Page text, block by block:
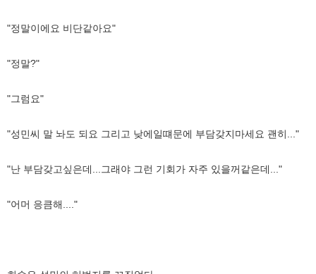
"정말이에요 비단같아요"
"정말?"
"그럼요"
"성민씨 말 놔도 되요 그리고 낮에일떄문에 부담갖지마세요 괜히..."
"난 부담갖고싶은데...그래야 그런 기회가 자주 있을꺼같은데..."
"어머 응큼해...."